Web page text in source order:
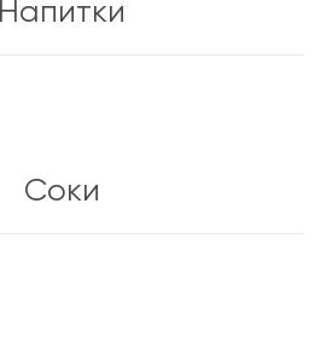
Напитки
Соки